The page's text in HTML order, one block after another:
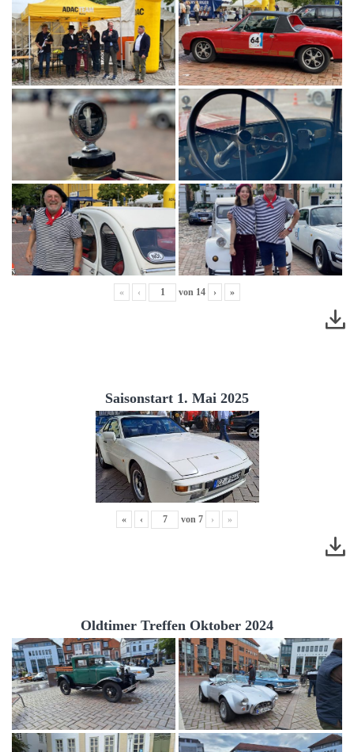
« ‹ von 14 › »
Saisonstart 1. Mai 2025
« ‹ von 7 › »
Oldtimer Treffen Oktober 2024